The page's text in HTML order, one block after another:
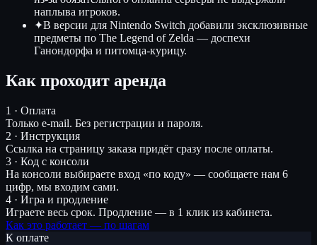
наплыва игроков.
✦В версии для Nintendo Switch добавили эксклюзивные
предметы по The Legend of Zelda — доспехи
Ганондорфа и питомца-курицу.
Как проходит аренда
1 · Оплата
Только e-mail. Без регистрации и пароля.
2 · Инструкция
Ссылка на страницу заказа придёт сразу после оплаты.
3 · Код с консоли
На консоли выбираете вход «по коду» — сообщаете нам 6
цифр, мы входим сами.
4 · Игра и продление
Играете весь срок. Продление — в 1 клик из кабинета.
Как это работает — по шагам
К оплате